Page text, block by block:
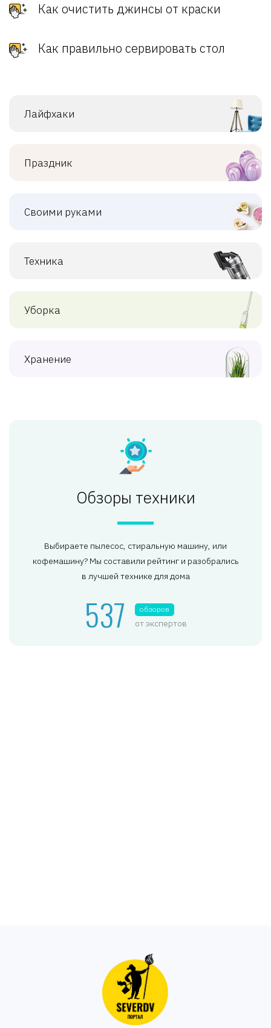
Как очистить джинсы от краски
Как правильно сервировать стол
Лайфхаки
Праздник
Своими руками
Техника
Уборка
Хранение
Обзоры техники
Выбираете пылесос, стиральную машину, или
кофемашину? Мы составили рейтинг и разобрались
в лучшей технике для дома
537 обзоров
от экспертов